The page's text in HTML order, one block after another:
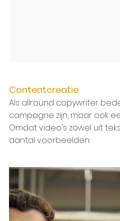
Contentcreatie
Als allround copywriter
campagne zijn, maar ook
Omdat video's zowel uit
aantal voorbeelden: